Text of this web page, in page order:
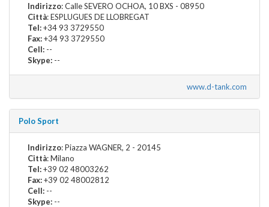
Indirizzo: Calle SEVERO OCHOA, 10 BXS - 08950
Città: ESPLUGUES DE LLOBREGAT
Tel:+34 93 3729550
Fax:+34 93 3729550
Cell: --
Skype: --
www.d-tank.com
Polo Sport
Indirizzo: Piazza WAGNER, 2 - 20145
Città: Milano
Tel:+39 02 48003262
Fax:+39 02 48002812
Cell: --
Skype: --